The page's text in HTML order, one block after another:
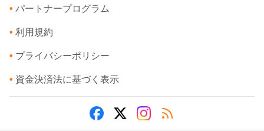
• パートナープログラム
• 利用規約
• プライバシーポリシー
• 資金決済法に基づく表示